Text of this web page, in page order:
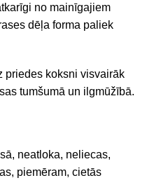
no mainīgajiem
dēļa forma paliek
priedes koksni visvairāk
tumšumā un ilgmūžībā.
neatloka, neliecas,
piemēram, cietās